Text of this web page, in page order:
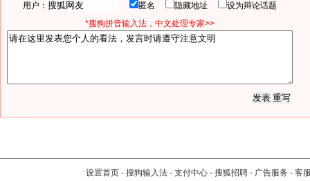
用户： 匿名 隐藏地址
设为辩论话题
*搜狗拼音输入法，中文处理专家>>
设置首页 - 搜狗输入法 - 支付中心 - 搜狐招聘 - 广告服务 - 客